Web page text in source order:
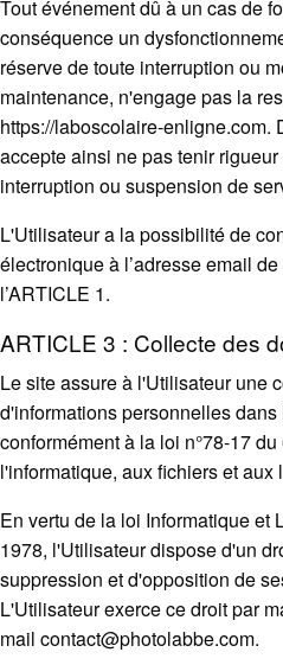
Tout événement dû à un cas de
conséquence un
réserve de toute interruption ou
maintenance, n'engage pas la
https://laboscolaire-enligne.com.
accepte ainsi ne pas tenir rigueur
interruption ou suspension de
L'Utilisateur a la possibilité de
électronique à l’adresse email
l’ARTICLE 1.
ARTICLE 3 : Collecte des
Le site assure à l'Utilisateur une
d'informations personnelles
conformément à la loi n°78-17
l'informatique, aux fichiers et aux
En vertu de la loi Informatique et
1978, l'Utilisateur dispose d'un
suppression et d'opposition de
L'Utilisateur exerce ce droit par
mail contact@photolabbe.com.